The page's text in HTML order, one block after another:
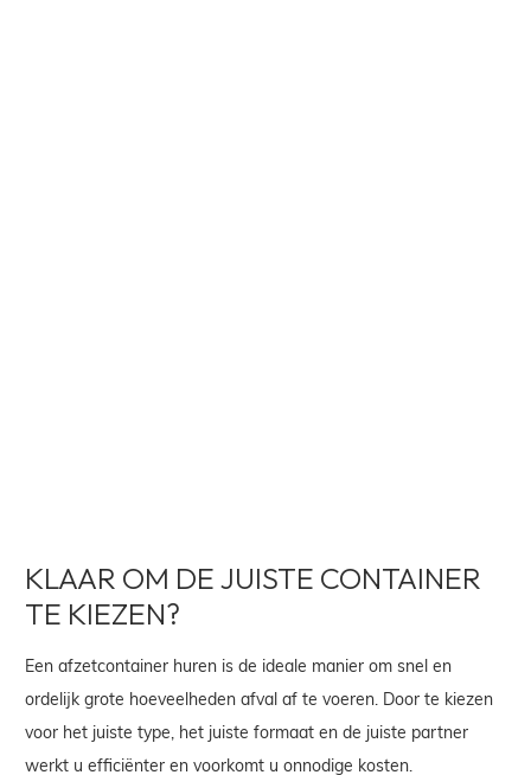
KLAAR OM DE JUISTE CONTAINER
TE KIEZEN?
Een afzetcontainer huren is de ideale manier om snel en
ordelijk grote hoeveelheden afval af te voeren. Door te kiezen
voor het juiste type, het juiste formaat en de juiste partner
werkt u efficiënter en voorkomt u onnodige kosten.